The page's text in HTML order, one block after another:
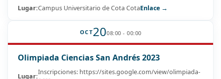
Lugar:Campus Universitario de Cota CotaEnlace →
OCT2008:00 - 00:00
Olimpiada Ciencias San Andrés 2023
Lugar:Inscripciones: https://sites.google.com/view/olimpiada-